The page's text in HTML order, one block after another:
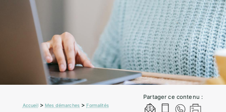
Partager ce contenu :
Accueil>Mes démarches >Formalités